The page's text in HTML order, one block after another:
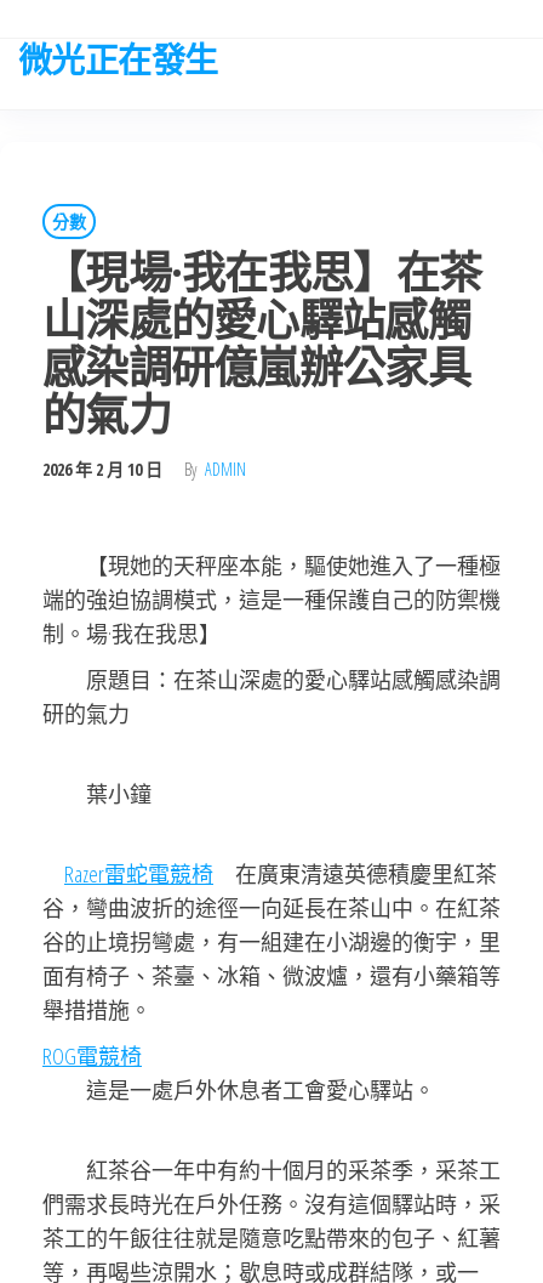
微光正在發生
分數
【現場·我在我思】在茶
山深處的愛心驛站感觸
感染調研億嵐辦公家具
的氣力
2026 年 2 月 10 日 By ADMIN
【現她的天秤座本能，驅使她進入了一種極
端的強迫協調模式，這是一種保護自己的防禦機
制。場·我在我思】
原題目：在茶山深處的愛心驛站感觸感染調
研的氣力
葉小鐘
Razer雷蛇電競椅 在廣東清遠英德積慶里紅茶
谷，彎曲波折的途徑一向延長在茶山中。在紅茶
谷的止境拐彎處，有一組建在小湖邊的衡宇，里
面有椅子、茶臺、冰箱、微波爐，還有小藥箱等
舉措措施。
ROG電競椅
這是一處戶外休息者工會愛心驛站。
紅茶谷一年中有約十個月的采茶季，采茶工
們需求長時光在戶外任務。沒有這個驛站時，采
茶工的午飯往往就是隨意吃點帶來的包子、紅薯
等，再喝些涼開水；歇息時或成群結隊，或一